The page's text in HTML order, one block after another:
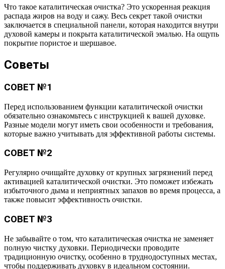
Что такое каталитическая очистка? Это ускоренная реакция
распада жиров на воду и сажу. Весь секрет такой очистки
заключается в специальной панели, которая находится внутри
духовой камеры и покрыта каталитической эмалью. На ощупь
покрытие пористое и шершавое.
Советы
СОВЕТ №1
Перед использованием функции каталитической очистки
обязательно ознакомьтесь с инструкцией к вашей духовке.
Разные модели могут иметь свои особенности и требования,
которые важно учитывать для эффективной работы системы.
СОВЕТ №2
Регулярно очищайте духовку от крупных загрязнений перед
активацией каталитической очистки. Это поможет избежать
избыточного дыма и неприятных запахов во время процесса, а
также повысит эффективность очистки.
СОВЕТ №3
Не забывайте о том, что каталитическая очистка не заменяет
полную чистку духовки. Периодически проводите
традиционную очистку, особенно в труднодоступных местах,
чтобы поддерживать духовку в идеальном состоянии.